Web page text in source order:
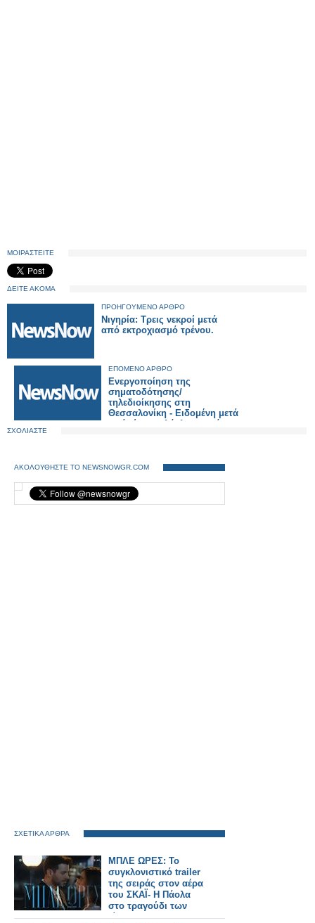
ΜΟΙΡΑΣΤΕΙΤΕ
ΔΕΙΤΕ ΑΚΟΜΑ
ΠΡΟΗΓΟΥΜΕΝΟ ΑΡΘΡΟ
Νιγηρία: Τρεις νεκροί μετά
από εκτροχιασμό τρένου.
ΕΠΟΜΕΝΟ ΑΡΘΡΟ
Ενεργοποίηση της
σηματοδότησης/
τηλεδιοίκησης στη
Θεσσαλονίκη - Ειδομένη μετά
από είκοσι ολόκληρα χρόνια.
ΣΧΟΛΙΑΣΤΕ
ΑΚΟΛΟΥΘΗΣΤΕ ΤΟ NEWSNOWGR.COM
ΣΧΕΤΙΚΑ ΑΡΘΡΑ
ΜΠΛΕ ΩΡΕΣ: Το
συγκλονιστικό trailer
της σειράς στον αέρα
του ΣΚΑΪ- Η Πάολα
στο τραγούδι των
τίτλων